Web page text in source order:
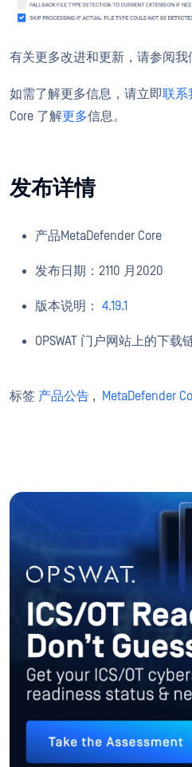
有关更多改进和更新，请参阅我
如需了解更多信息，请立即联系
Core 了解更多信息。
发布详情
产品MetaDefender Core
发布日期：2110 月2020
版本说明： 4.19.1
OPSWAT 门户网站上的下载
标签 产品公告 , MetaDefender